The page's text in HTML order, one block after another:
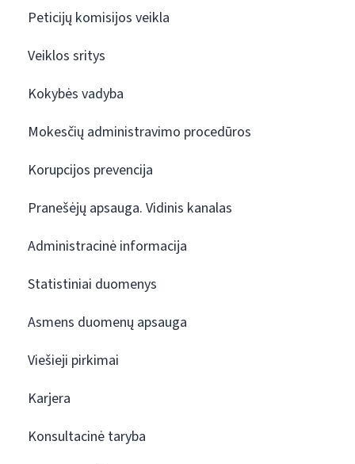
Peticijų komisijos veikla
Veiklos sritys
Kokybės vadyba
Mokesčių administravimo procedūros
Korupcijos prevencija
Pranešėjų apsauga. Vidinis kanalas
Administracinė informacija
Statistiniai duomenys
Asmens duomenų apsauga
Viešieji pirkimai
Karjera
Konsultacinė taryba